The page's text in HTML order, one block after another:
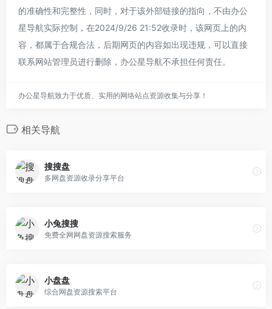
的准确性和完整性，同时，对于该外部链接的指向，不由办公
星导航实际控制，在2024/9/26 21:52收录时，该网页上的内
容，都属于合规合法，后期网页的内容如出现违规，可以直接
联系网站管理员进行删除，办公星导航不承担任何责任。
办公星导航致力于优质、实用的网络站点资源收集与分享！
相关导航
搜搜盘
多网盘资源收录分享平台
小兔搜搜
免费全网网盘资源搜索服务
小盘盘
综合网盘资源搜索平台